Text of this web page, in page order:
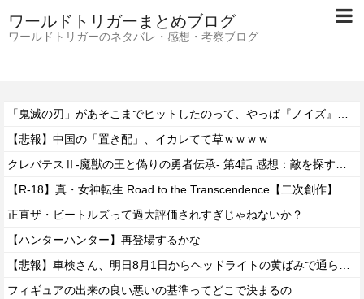
ワールドトリガーまとめブログ
ワールドトリガーのネタバレ・感想・考察ブログ
【悲報】中国の「置き配」、イカレてて草ｗｗｗｗ
正直ザ・ビートルズって過大評価されすぎじゃねないか？
【ハンターハンター】再登場するかな
フィギュアの出来の良い悪いの基準ってどこで決まるの